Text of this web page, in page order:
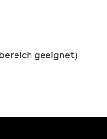
geeignet)